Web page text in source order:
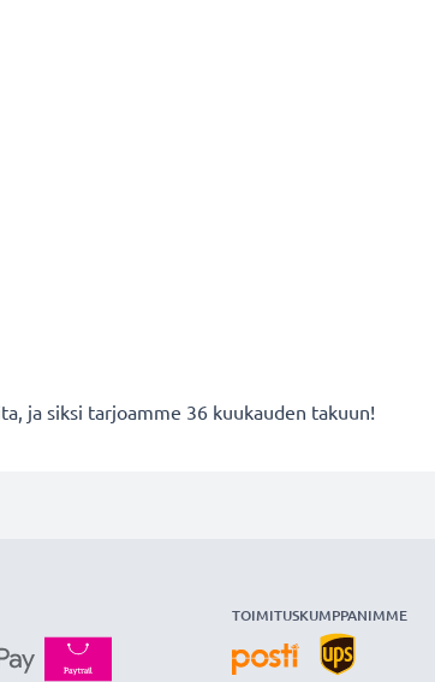
ja siksi tarjoamme 36 kuukauden takuun!
TOIMITUSKUMPPANIMME